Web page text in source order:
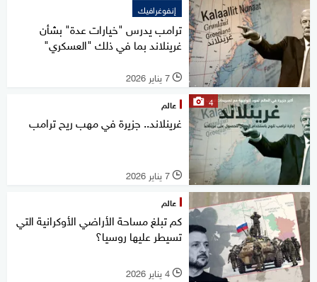
إنفوغرافيك
ترامب يدرس "خيارات عدة" بشأن
غرينلاند بما في ذلك "العسكري"
l 7 يناير 2026
4 عالم
غرينلاند.. جزيرة في مهب ريح ترامب
l 7 يناير 2026
عالم
كم تبلغ مساحة الأراضي الأوكرانية التي
تسيطر عليها روسيا؟
l 4 يناير 2026